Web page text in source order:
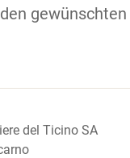
gewünschten
del Ticino SA